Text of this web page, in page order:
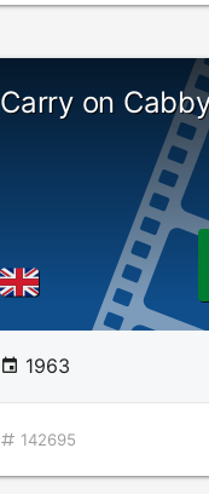
Carry on
1963
142695